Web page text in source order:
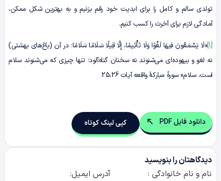
تولدی سالم و کامل را برای ابدیت خود رقم بزنیم و به بهترین شکل ممکن،
آمادگی لازم برای آخرت را کسب کنیم.
[1] «لَا یَسْمَعُونَ فِیهَا لَغْوًا وَلَا تَأْثِیمًا، إِلَّا قِیلًا سَلَامًا سَلَامًا؛ در آن (باغ‌های بهشتی)
نه لغو و بیهوده‌ای می‌شنوند نه سخنان گناه‌آلود؛ تنها چیزی که می‌شنوند سلام
است، سلام» سورۀ مبارکۀ واقعه آیات 25،26
دانلود فایل PDF کپی لینک کوتاه
دیدگاهتان را بنویسید
نام و نام خانوادگی :
آدرس ایمیل: